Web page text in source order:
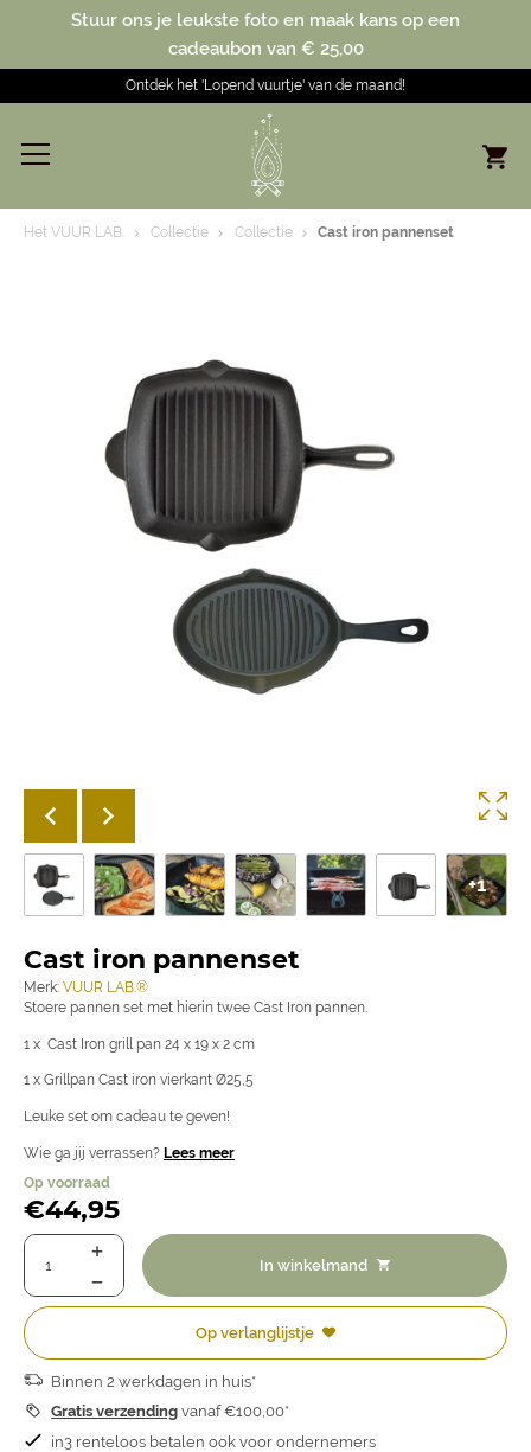
Stuur ons je leukste foto en maak kans op een
cadeaubon van € 25,00
Ontdek het 'Lopend vuurtje' van de maand!
Het VUUR LAB. Collectie Collectie Cast iron pannenset
+1
Cast iron pannenset
Merk: VUUR LAB.®
Stoere pannen set met hierin twee Cast Iron pannen.
1 x Cast Iron grill pan 24 x 19 x 2 cm
1 x Grillpan Cast iron vierkant Ø25,5
Leuke set om cadeau te geven!
Wie ga jij verrassen? Lees meer
Op voorraad
€44,95
In winkelmand
Op verlanglijstje
Binnen 2 werkdagen in huis*
Gratis verzending vanaf €100,00*
in3 renteloos betalen ook voor ondernemers